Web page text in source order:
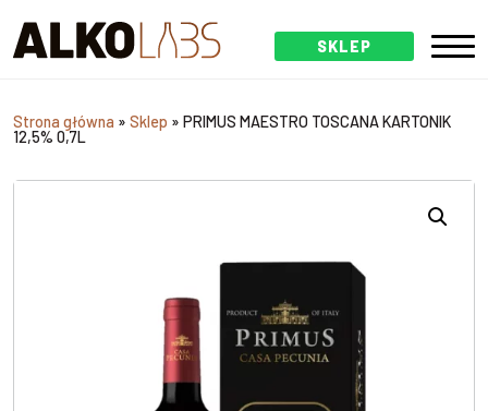
SKLEP
Strona główna » Sklep » PRIMUS MAESTRO TOSCANA KARTONIK
12,5% 0,7L